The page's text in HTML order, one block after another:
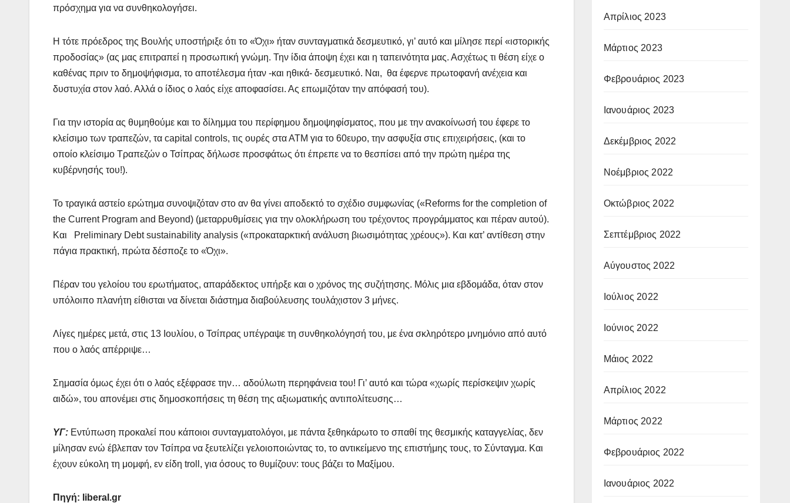
πρόσχημα για να συνθηκολογήσει.
Η τότε πρόεδρος της Βουλής υποστήριξε ότι το «Όχι» ήταν συνταγματικά δεσμευτικό, γι’ αυτό και μίλησε περί «ιστορικής
προδοσίας» (ας μας επιτραπεί η προσωπική γνώμη. Την ίδια άποψη έχει και η ταπεινότητα μας. Ασχέτως τι θέση είχε ο
καθένας πριν το δημοψήφισμα, το αποτέλεσμα ήταν -και ηθικά- δεσμευτικό. Ναι, θα έφερνε πρωτοφανή ανέχεια και
δυστυχία στον λαό. Αλλά ο ίδιος ο λαός είχε αποφασίσει. Ας επωμιζόταν την απόφασή του).
Για την ιστορία ας θυμηθούμε και το δίλημμα του περίφημου δημοψηφίσματος, που με την ανακοίνωσή του έφερε το
κλείσιμο των τραπεζών, τα capital controls, τις ουρές στα ΑΤΜ για το 60ευρο, την ασφυξία στις επιχειρήσεις, (και το
οποίο κλείσιμο Τραπεζών ο Τσίπρας δήλωσε προσφάτως ότι έπρεπε να το θεσπίσει από την πρώτη ημέρα της
κυβέρνησής του!).
Το τραγικά αστείο ερώτημα συνοψιζόταν στο αν θα γίνει αποδεκτό το σχέδιο συμφωνίας («Reforms for the completion of
the Current Program and Beyond) (μεταρρυθμίσεις για την ολοκλήρωση του τρέχοντος προγράμματος και πέραν αυτού).
Και Preliminary Debt sustainability analysis («προκαταρκτική ανάλυση βιωσιμότητας χρέους»). Και κατ’ αντίθεση στην
πάγια πρακτική, πρώτα δέσποζε το «Όχι».
Πέραν του γελοίου του ερωτήματος, απαράδεκτος υπήρξε και ο χρόνος της συζήτησης. Μόλις μια εβδομάδα, όταν στον
υπόλοιπο πλανήτη είθισται να δίνεται διάστημα διαβούλευσης τουλάχιστον 3 μήνες.
Λίγες ημέρες μετά, στις 13 Ιουλίου, ο Τσίπρας υπέγραψε τη συνθηκολόγησή του, με ένα σκληρότερο μνημόνιο από αυτό
που ο λαός απέρριψε…
Σημασία όμως έχει ότι ο λαός εξέφρασε την… αδούλωτη περηφάνεια του! Γι’ αυτό και τώρα «χωρίς περίσκεψιν χωρίς
αιδώ», του απονέμει στις δημοσκοπήσεις τη θέση της αξιωματικής αντιπολίτευσης…
ΥΓ: Εντύπωση προκαλεί που κάποιοι συνταγματολόγοι, με πάντα ξεθηκάρωτο το σπαθί της θεσμικής καταγγελίας, δεν
μίλησαν ενώ έβλεπαν τον Τσίπρα να ξευτελίζει γελοιοποιώντας το, το αντικείμενο της επιστήμης τους, το Σύνταγμα. Και
έχουν εύκολη τη μομφή, εν είδη troll, για όσους το θυμίζουν: τους βάζει το Μαξίμου.
Πηγή: liberal.gr
Απρίλιος 2023
Μάρτιος 2023
Φεβρουάριος 2023
Ιανουάριος 2023
Δεκέμβριος 2022
Νοέμβριος 2022
Οκτώβριος 2022
Σεπτέμβριος 2022
Αύγουστος 2022
Ιούλιος 2022
Ιούνιος 2022
Μάιος 2022
Απρίλιος 2022
Μάρτιος 2022
Φεβρουάριος 2022
Ιανουάριος 2022